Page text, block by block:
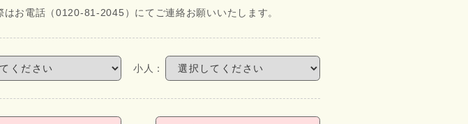
はお電話（0120-81-2045）にてご連絡お願いいたします。